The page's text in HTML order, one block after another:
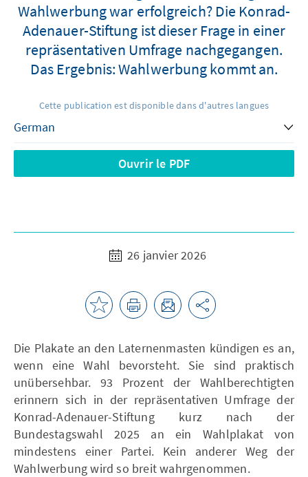
Wahlwerbung war erfolgreich? Die Konrad-
Adenauer-Stiftung ist dieser Frage in einer
repräsentativen Umfrage nachgegangen.
Das Ergebnis: Wahlwerbung kommt an.
Cette publication est disponible dans d'autres langues
Ouvrir le PDF
26 janvier 2026
Die Plakate an den Laternenmasten kündigen es an,
wenn eine Wahl bevorsteht. Sie sind praktisch
unübersehbar. 93 Prozent der Wahlberechtigten
erinnern sich in der repräsentativen Umfrage der
Konrad-Adenauer-Stiftung kurz nach der
Bundestagswahl 2025 an ein Wahlplakat von
mindestens einer Partei. Kein anderer Weg der
Wahlwerbung wird so breit wahrgenommen.